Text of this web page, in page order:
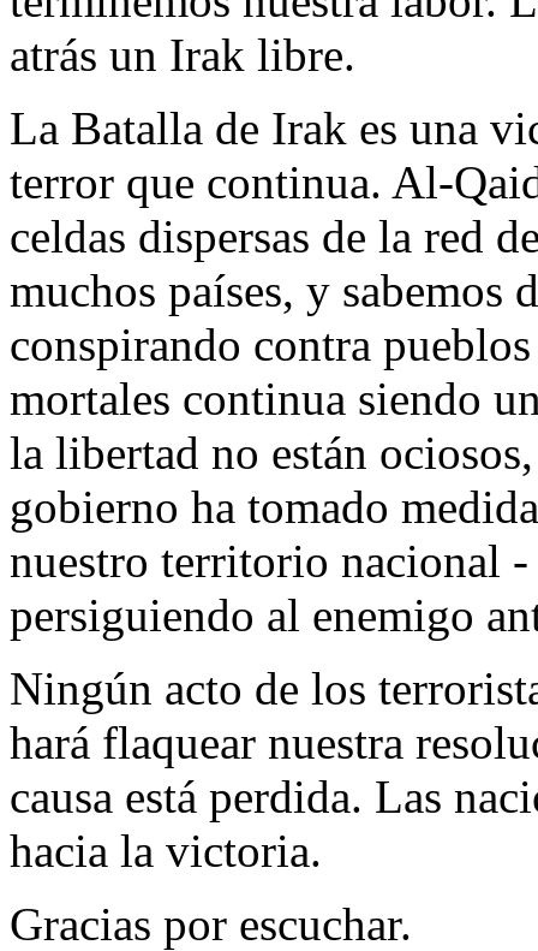
atrás un Irak libre.
La Batalla de Irak es una
terror que continua. Al-
celdas dispersas de la red
muchos países, y sabemos
conspirando contra
mortales continua siendo
la libertad no están
gobierno ha tomado
nuestro territorio nacional
persiguiendo al enemigo
Ningún acto de los
hará flaquear nuestra
causa está perdida. Las
hacia la victoria.
Gracias por escuchar.